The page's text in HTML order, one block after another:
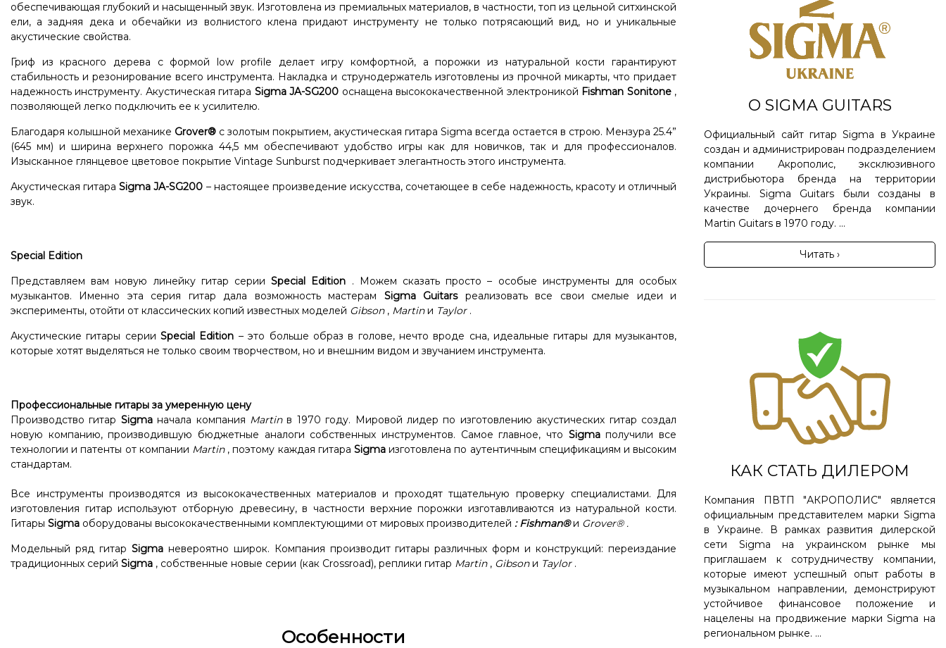
обеспечивающая глубокий и насыщенный звук. Изготовлена ​​из премиальных материалов, в частности, топ из цельной ситхинской
ели, а задняя дека и обечайки из волнистого клена придают инструменту не только потрясающий вид, но и уникальные
акустические свойства.
Гриф из красного дерева с формой low profile делает игру комфортной, а порожки из натуральной кости гарантируют
стабильность и резонирование всего инструмента. Накладка и струнодержатель изготовлены из прочной микарты, что придает
надежность инструменту. Акустическая гитара Sigma JA-SG200 оснащена высококачественной электроникой Fishman Sonitone,
позволяющей легко подключить ее к усилителю.
Благодаря колышной механике Grover® с золотым покрытием, акустическая гитара Sigma всегда остается в строю. Мензура 25.4”
(645 мм) и ширина верхнего порожка 44,5 мм обеспечивают удобство игры как для новичков, так и для профессионалов.
Изысканное глянцевое цветовое покрытие Vintage Sunburst подчеркивает элегантность этого инструмента.
Акустическая гитараSigma JA-SG200 – настоящее произведение искусства, сочетающее в себе надежность, красоту и отличный
звук.
Special Edition
Представляем вам новую линейку гитар серииSpecial Edition . Можем сказать просто – особые инструменты для особых
музыкантов. Именно эта серия гитар дала возможность мастерам Sigma Guitarsреализовать все свои смелые идеи и
эксперименты, отойти от классических копий известных моделей Gibson, Martinи Taylor.
Акустические гитары серииSpecial Edition – это больше образ в голове, нечто вроде сна, идеальные гитары для музыкантов,
которые хотят выделяться не только своим творчеством, но и внешним видом и звучанием инструмента.
Профессиональные гитары за умеренную цену
Производство гитар Sigmaначала компания Martinв 1970 году. Мировой лидер по изготовлению акустических гитар создал
новую компанию, производившую бюджетные аналоги собственных инструментов. Самое главное, что Sigmaполучили все
технологии и патенты от компании Martin, поэтому каждая гитара Sigmaизготовлена ​​по аутентичным спецификациям и высоким
стандартам.
Все инструменты производятся из высококачественных материалов и проходят тщательную проверку специалистами. Для
изготовления гитар используют отборную древесину, в частности верхние порожки изготавливаются из натуральной кости.
Гитары Sigma оборудованы высококачественными комплектующими от мировых производителей :Fishman® и Grover® .
Модельный ряд гитар Sigmaневероятно широк. Компания производит гитары различных форм и конструкций: переиздание
традиционных серий Sigma , собственные новые серии (как Crossroad), реплики гитар Martin, Gibsonи Taylor.
Особенности
О SIGMA GUITARS
Официальный сайт гитар Sigma в Украине
создан и администрирован подразделением
компании Акрополис, эксклюзивного
дистрибьютора бренда на территории
Украины. Sigma Guitars были созданы в
качестве дочернего бренда компании
Martin Guitars в 1970 году. ...
Читать ›
КАК СТАТЬ ДИЛЕРОМ
Компания ПВТП "АКРОПОЛИС" является
официальным представителем марки Sigma
в Украине. В рамках развития дилерской
сети Sigma на украинском рынке мы
приглашаем к сотрудничеству компании,
которые имеют успешный опыт работы в
музыкальном направлении, демонстрируют
устойчивое финансовое положение и
нацелены на продвижение марки Sigma на
региональном рынке. ...